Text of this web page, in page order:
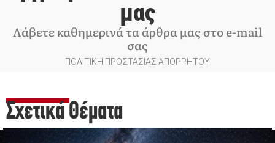
μας
Λάβετε καθημερινά τα άρθρα μας στο e-mail
σας
ΠΟΛΙΤΙΚΗ ΠΡΟΣΤΑΣΙΑΣ ΑΠΟΡΡΗΤΟΥ
Σχετικά Θέματα